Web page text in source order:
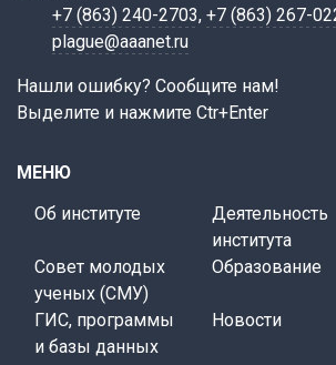
+7 (863) 240-2703, +7 (863) 267-
plague@aaanet.ru
Нашли ошибку? Сообщите нам!
Выделите и нажмите Ctr+Enter
МЕНЮ
Об институте
Деятельность
института
Совет молодых
ученых (СМУ)
Образование
ГИС, программы
и базы данных
Новости